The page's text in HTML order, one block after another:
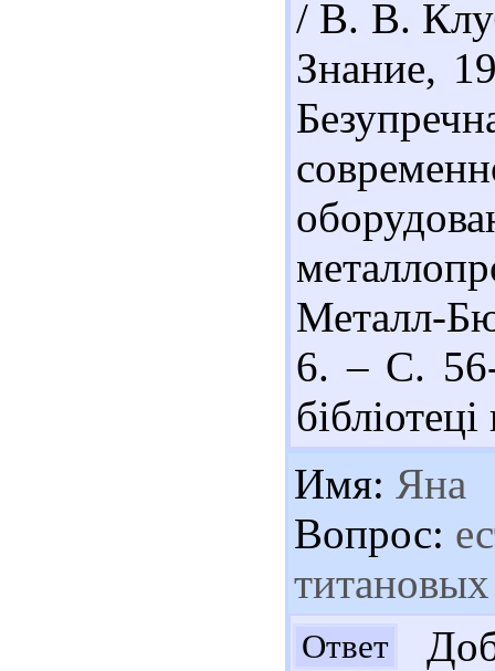
/ В. В.
Знание,
Металл-
6. – С. 56-
Имя: Яна
Вопрос:
Ответ